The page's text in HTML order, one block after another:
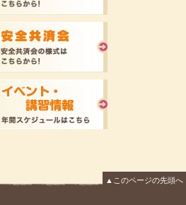
▲このページの先頭へ